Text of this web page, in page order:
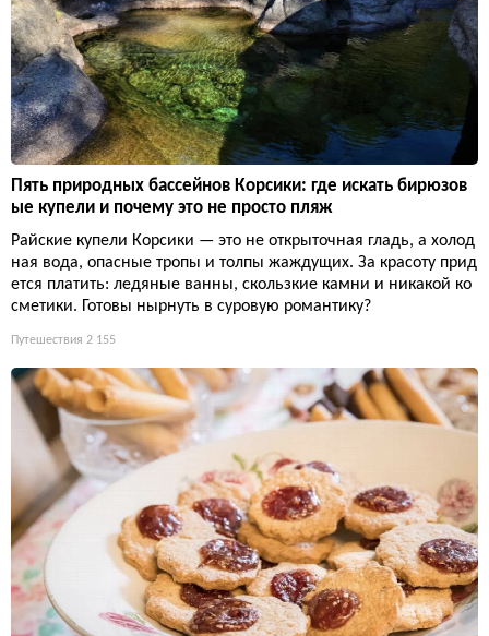
Пять природных бассейнов Корсики: где искать бирюзов
ые купели и почему это не просто пляж
Райские купели Корсики — это не открыточная гладь, а холод
ная вода, опасные тропы и толпы жаждущих. За красоту прид
ется платить: ледяные ванны, скользкие камни и никакой ко
сметики. Готовы нырнуть в суровую романтику?
Путешествия 2 155